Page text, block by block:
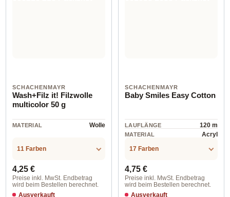
SCHACHENMAYR
Wash+Filz it! Filzwolle
multicolor 50 g
MATERIAL Wolle
11 Farben
Regulärer Preis:
4,25 €
Preise inkl. MwSt. Endbetrag
wird beim Bestellen berechnet.
Ausverkauft
SCHACHENMAYR
Baby Smiles Easy Cotton
LAUFLÄNGE 120 m
MATERIAL
Acryl
17 Farben
Regulärer Preis:
4,75 €
Preise inkl. MwSt. Endbetrag
wird beim Bestellen berechnet.
Ausverkauft